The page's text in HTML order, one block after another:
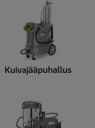
Kuivajääpuhallus